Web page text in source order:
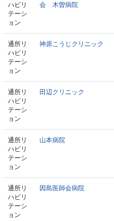
ハビリ
テーシ
ョン
会 木曽病院
通所リ
ハビリ
テーシ
ョン
神原こうじクリニック
通所リ
ハビリ
テーシ
ョン
田辺クリニック
通所リ
ハビリ
テーシ
ョン
山本病院
通所リ
ハビリ
テーシ
ョン
因島医師会病院